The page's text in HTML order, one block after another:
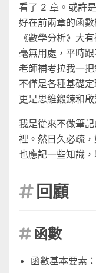
看了 2 章。或許
好在前兩章的函
《數學分析》大
毫無用處，平時
老師補考拉我一
不僅是各種基礎
更是思維鍛鍊和
我是從來不做筆
裡。然日久必疏
也應記一些知識
 回顧
 函數
函數基本要素